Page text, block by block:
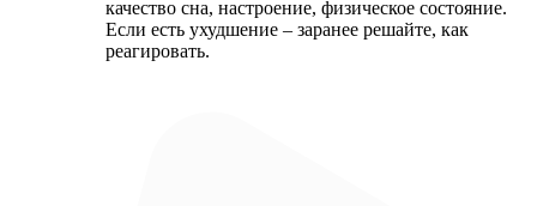
качество сна, настроение, физическое состояние.
Если есть ухудшение – заранее решайте, как
реагировать.